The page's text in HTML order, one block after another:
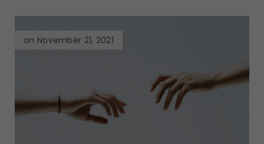
on November 21, 2021